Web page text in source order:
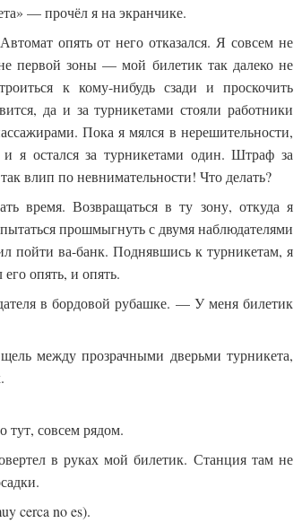
— прочёл я на экранчике.
опять от него отказался. Я совсем не
первой зоны — мой билетик так далеко не
к кому-нибудь сзади и проскочить
да и за турникетами стояли работники
Пока я мялся в нерешительности,
я остался за турникетами один. Штраф за
влип по невнимательности! Что делать?
время. Возвращаться в ту зону, откуда я
прошмыгнуть с двумя наблюдателями
ва-банк. Поднявшись к турникетам, я
опять, и опять.
в бордовой рубашке. — У меня билетик
между прозрачными дверьми турникета,
совсем рядом.
в руках мой билетик. Станция там не
cerca no es).